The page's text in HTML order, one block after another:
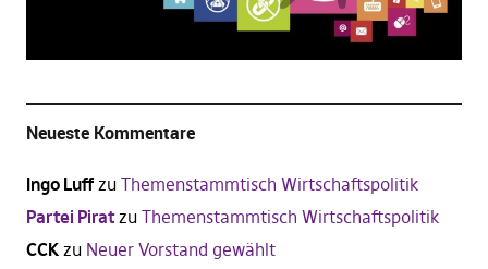
Neueste Kommentare
Ingo Luffzu Themenstammtisch Wirtschaftspolitik
Partei Piratzu Themenstammtisch Wirtschaftspolitik
CCKzu Neuer Vorstand gewählt